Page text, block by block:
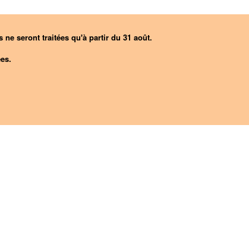
seront traitées qu'à partir du 31 août.